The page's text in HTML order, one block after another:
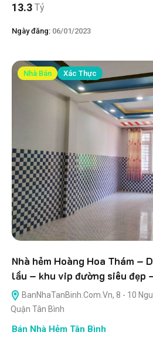
13.3 Tỷ
Ngày đăng: 06/01/2023
Nhà Bán Xác Thực
Nhà hẻm Hoàng Hoa Thám –
lầu – khu vip đường siêu đẹp
BanNhaTanBinh.Com.Vn, 8 - 10
Quận Tân Bình
Bán Nhà Hẻm Tân Bình